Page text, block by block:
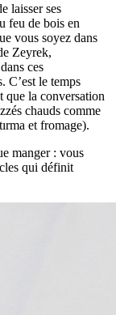
laisser ses
feu de bois en
vous soyez dans
Zeyrek,
ces
C’est le temps
que la conversation
chauds comme
et fromage).
manger : vous
qui définit